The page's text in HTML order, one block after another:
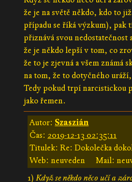
že je na světě někdo, kdo to
případu se říká výzkum), pak
přiznává svou nedostatečnost
že je někdo lepší v tom, co
že to je zjevná a všem známá
na tom, že to dotyčného
Tedy pokud trpí narcistickou
jako řemen.
Autor: Szaszián
Čas: 2019-12-13 02:35:11
Titulek: Re: Dokolečka
Web: neuveden
Mail:
1)Když se někdo něco učí a